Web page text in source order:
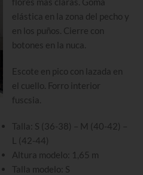
elástica en la zona del pecho y
en los puños. Cierre con
botones en la nuca.
Escote en pico con lazada en
el cuello. Forro interior
fuscsia.
Talla: S (36-38) – M (40-42) –
L (42-44)
Altura modelo: 1,65 m
Talla modelo: S